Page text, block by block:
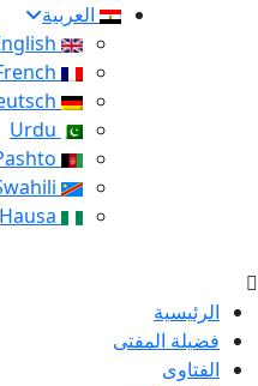
العربية
الرئيسية
فضيلة المفتى
الفتاوى